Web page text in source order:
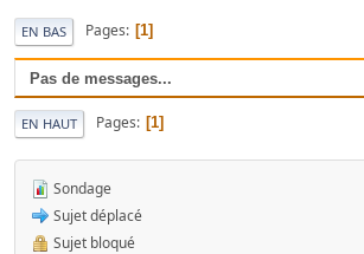
EN BAS Pages 1
Pas de messages...
EN HAUT Pages 1
Sondage
Sujet déplacé
Sujet bloqué